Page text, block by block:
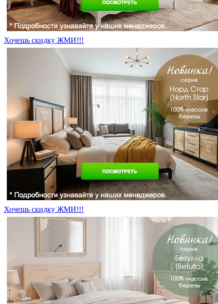
Хочешь скидку ЖМИ!!!
Хочешь скидку ЖМИ!!!